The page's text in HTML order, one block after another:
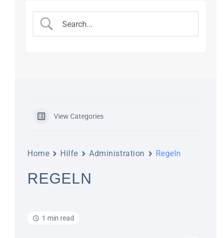
View Categories
Home Hilfe Administration Regeln
REGELN
1 min read